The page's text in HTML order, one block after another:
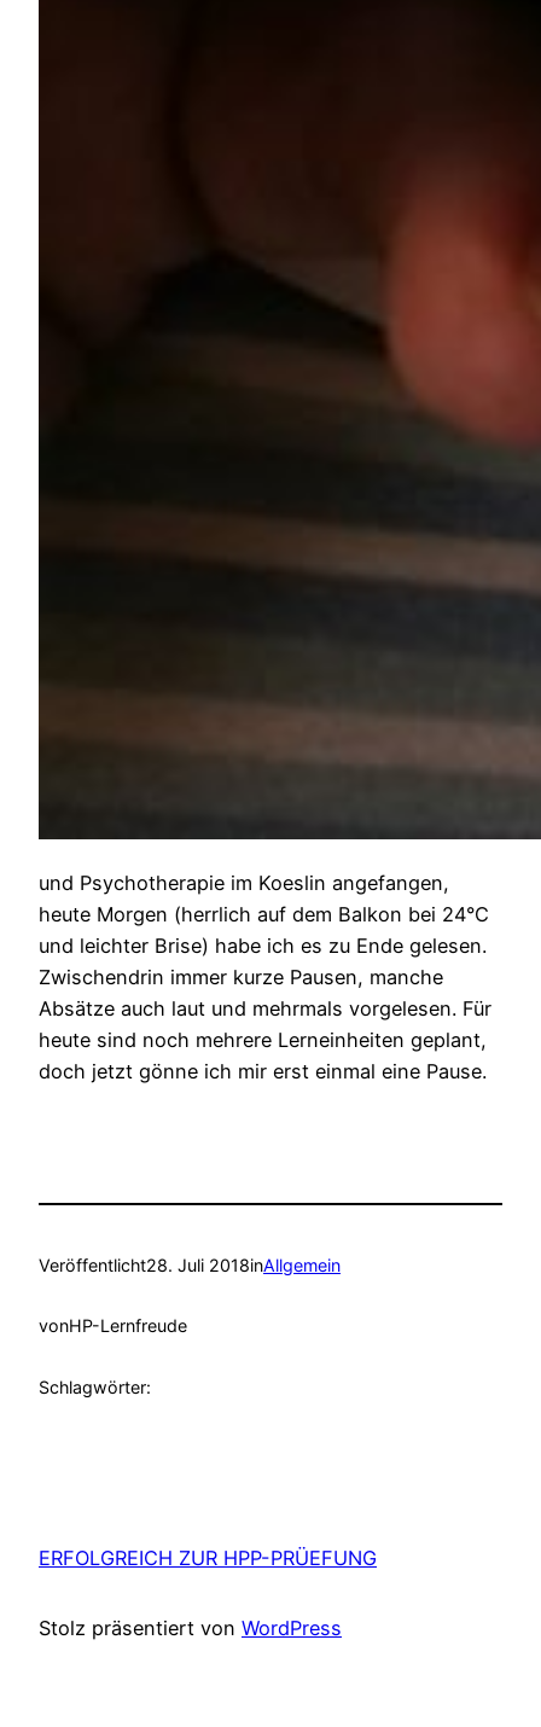
und Psychotherapie im Koeslin angefangen,
heute Morgen (herrlich auf dem Balkon bei 24°C
und leichter Brise) habe ich es zu Ende gelesen.
Zwischendrin immer kurze Pausen, manche
Absätze auch laut und mehrmals vorgelesen. Für
heute sind noch mehrere Lerneinheiten geplant,
doch jetzt gönne ich mir erst einmal eine Pause.
Veröffentlicht28. Juli 2018inAllgemein
vonHP-Lernfreude
Schlagwörter:
ERFOLGREICH ZUR HPP-PRÜEFUNG
Stolz präsentiert von WordPress